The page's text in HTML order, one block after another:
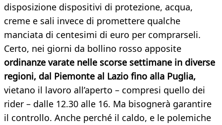
disposizione dispositivi di protezione, acqua,
creme e sali invece di promettere qualche
manciata di centesimi di euro per comprarseli.
Certo, nei giorni da bollino rosso apposite
ordinanze varate nelle scorse settimane in diverse
regioni, dal Piemonte al Lazio fino alla Puglia,
vietano il lavoro all’aperto – compresi quello dei
rider – dalle 12.30 alle 16. Ma bisognerà garantire
il controllo. Anche perché il caldo, e le polemiche